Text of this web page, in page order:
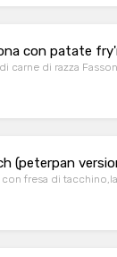
con patate
carne di razza
(peterpan
con fresa di